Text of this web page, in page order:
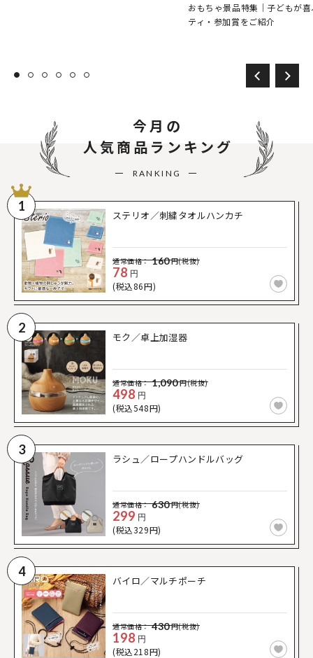
おもちゃ景品特集｜子どもが
ティ・参加賞をご紹介
今月の
人気商品ランキング
RANKING
1
ステリオ／刺繍タオルハンカチ
通常価格： 160円(税抜)
78 円
(税込86円)
2
モク／卓上加湿器
通常価格： 1,090円(税抜)
498 円
(税込548円)
3
ラシュ／ロープハンドルバッグ
通常価格： 630円(税抜)
299 円
(税込329円)
4
バイロ／マルチポーチ
通常価格： 430円(税抜)
198 円
(税込218円)